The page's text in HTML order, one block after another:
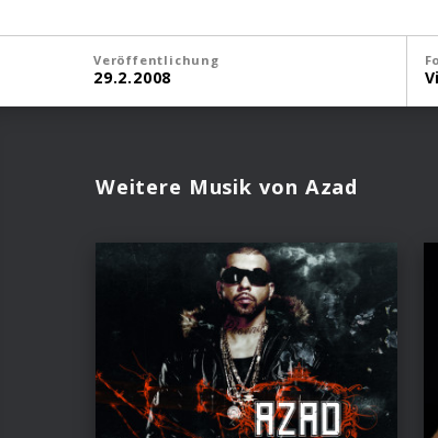
Veröffentlichung
29.2.2008
Weitere Musik von Azad